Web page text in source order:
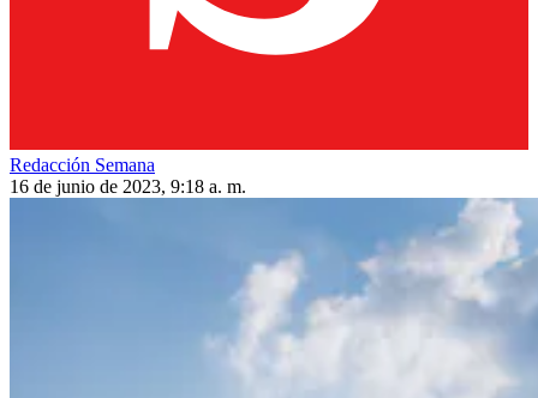
Redacción Semana
16 de junio de 2023, 9:18 a. m.